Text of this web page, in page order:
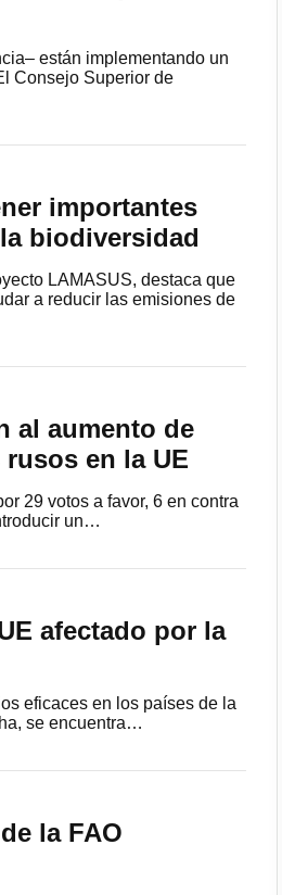
están implementando un
Consejo Superior de
importantes
biodiversidad
LAMASUS, destaca que
a reducir las emisiones de
al aumento de
en la UE
29 votos a favor, 6 en contra
un…
afectado por la
eficaces en los países de la
se encuentra…
la FAO